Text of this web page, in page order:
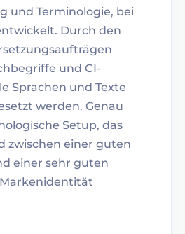
und Terminologie, bei
Durch den
und CI-
Sprachen und Texte
werden. Genau
Setup, das
zwischen einer guten
einer sehr guten